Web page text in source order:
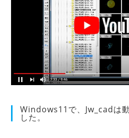
Windows11で、Jw_cadは
した。